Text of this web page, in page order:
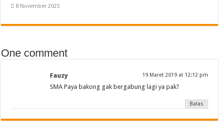
8 November 2025
One comment
Fauzy 19 Maret 2019 at 12:12 pm
SMA Paya bakong gak bergabung lagi ya pak?
Balas